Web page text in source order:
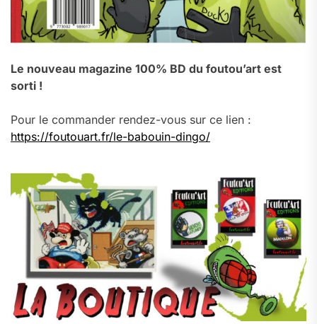
Le nouveau magazine 100% BD du foutou’art est
sorti !
Pour le commander rendez-vous sur ce lien :
https://foutouart.fr/le-babouin-dingo/